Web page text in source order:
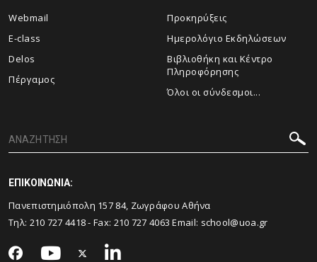
Webmail
E-class
Delos
Πέργαμος
Προκηρύξεις
Ημερολόγιο Εκδηλώσεων
Βιβλιοθήκη και Κέντρο
Πληροφόρησης
Όλοι οι σύνδεσμοι...
ΕΠΙΚΟΙΝΩΝΙΑ:
Πανεπιστημιόπολη 157 84, Ζωγράφου Αθήνα
Τηλ: 210 727 4418- Fax: 210 727 4063 Email: school@uoa.gr